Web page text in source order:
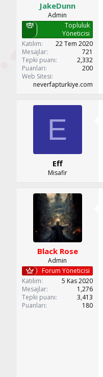
JakeDunn
Admin
Topluluk
Yöneticisi
Katılım
22 Tem 2020
Mesajlar
721
Tepki puanı
2,332
Puanları
200
Web Sitesi
neverfapturkiye.com
E
Eff
Misafir
Black Rose
Admin
Forum Yöneticisi
Katılım
5 Kas 2020
Mesajlar
1,276
Tepki puanı
3,413
Puanları
180